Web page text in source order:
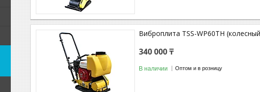
Виброплита TSS-WP60TH
340 000 ₸
В наличии Оптом и в розницу